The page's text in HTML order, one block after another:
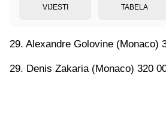
VIJESTI TABELA
29. Alexandre Golovine (Monaco)
29. Denis Zakaria (Monaco) 320